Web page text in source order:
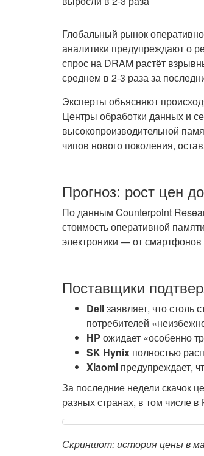
Глобальный рынок
аналитики предупреждают о
спрос на DRAM растёт
среднем в 2-3 раза за
Эксперты объясняют
Центры обработки данных и
высокопроизводительной
чипов нового поколения,
Прогноз: рост цен
По данным Counterpoint
стоимость оперативной
электроники — от смартфонов
Поставщики
Dellзаявляет, что столь
потребителей
HP ожидает «особенно
SK Hynix полностью
Xiaomi предупреждает,
За последние недели скачок
разных странах, в том числе в
Скриншот: история цены в